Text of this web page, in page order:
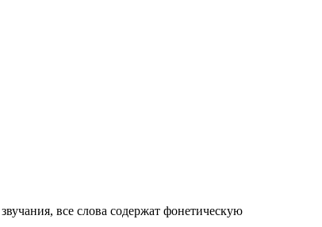
все слова содержат фонетическую